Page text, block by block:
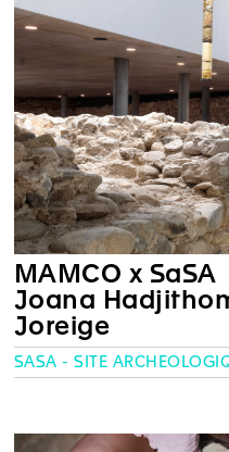
MAMCO x SaSA
Joana
Joreige